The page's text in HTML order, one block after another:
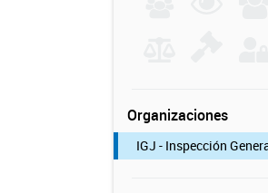
Organizaciones
IGJ - Inspección